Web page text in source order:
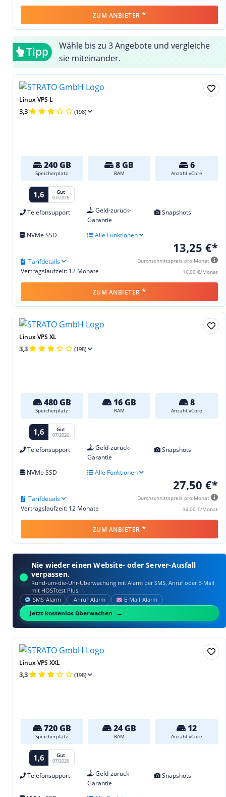
ZUM ANBIETER *
Tipp
Wähle bis zu 3 Angebote und vergleiche
sie miteinander.
Linux VPS L
3,3 (198)
240 GB
Speicherplatz
8 GB
RAM
6
Anzahl vCore
1,6 Gut
07/2026
Telefonsupport
Geld-zurück-
Garantie
Snapshots
NVMe SSD Alle Funktionen
13,25 €*
Durchschnittspreis pro Monat
16,00 €/Monat
Vertragslaufzeit: 12 Monate
Tarifdetails
ZUM ANBIETER *
Linux VPS XL
3,3 (198)
480 GB
Speicherplatz
16 GB
RAM
8
Anzahl vCore
1,6 Gut
07/2026
Telefonsupport
Geld-zurück-
Garantie
Snapshots
NVMe SSD Alle Funktionen
27,50 €*
Durchschnittspreis pro Monat
34,00 €/Monat
Vertragslaufzeit: 12 Monate
Tarifdetails
ZUM ANBIETER *
Nie wieder einen Website- oder Server-Ausfall
verpassen.
Rund-um-die-Uhr-Überwachung mit Alarm per SMS, Anruf oder E‑Mail
mit HOSTtest Plus.
SMS‑Alarm Anruf‑Alarm E‑Mail‑Alarm
Jetzt kostenlos überwachen
Linux VPS XXL
3,3 (198)
720 GB
Speicherplatz
24 GB
RAM
12
Anzahl vCore
1,6 Gut
07/2026
Telefonsupport
Geld-zurück-
Garantie
Snapshots